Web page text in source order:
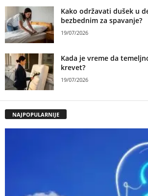
Kako održavati dušek u
bezbednim za spavanje?
19/07/2026
Kada je vreme da
krevet?
19/07/2026
NAJPOPULARNIJE